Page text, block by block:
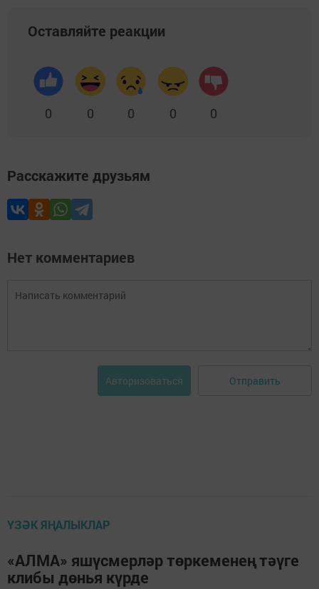
Оставляйте реакции
0 0 0 0 0
Расскажите друзьям
Нет комментариев
Авторизоваться Отправить
ҮЗӘК ЯҢАЛЫКЛАР
«АЛМА» яшүсмерләр төркеменең тәүге
клибы дөнья күрде